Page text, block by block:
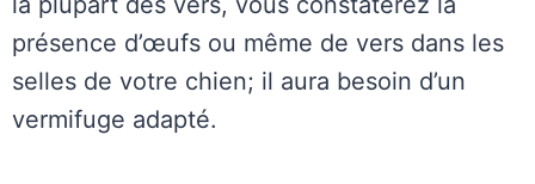
présence d’œufs ou même de vers dans les
selles de votre chien; il aura besoin d’un
vermifuge adapté.